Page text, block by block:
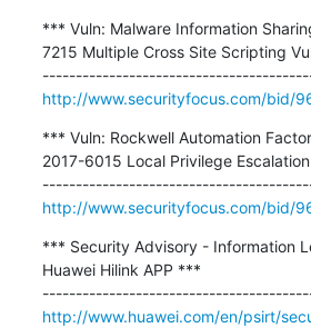
*** Vuln: Malware Information
7215 Multiple Cross Site Scripting
http://www.securityfocus.com/bid/
*** Vuln: Rockwell Automation
2017-6015 Local Privilege
http://www.securityfocus.com/bid/
*** Security Advisory - Information
Huawei Hilink APP ***
http://www.huawei.com/en/psirt/